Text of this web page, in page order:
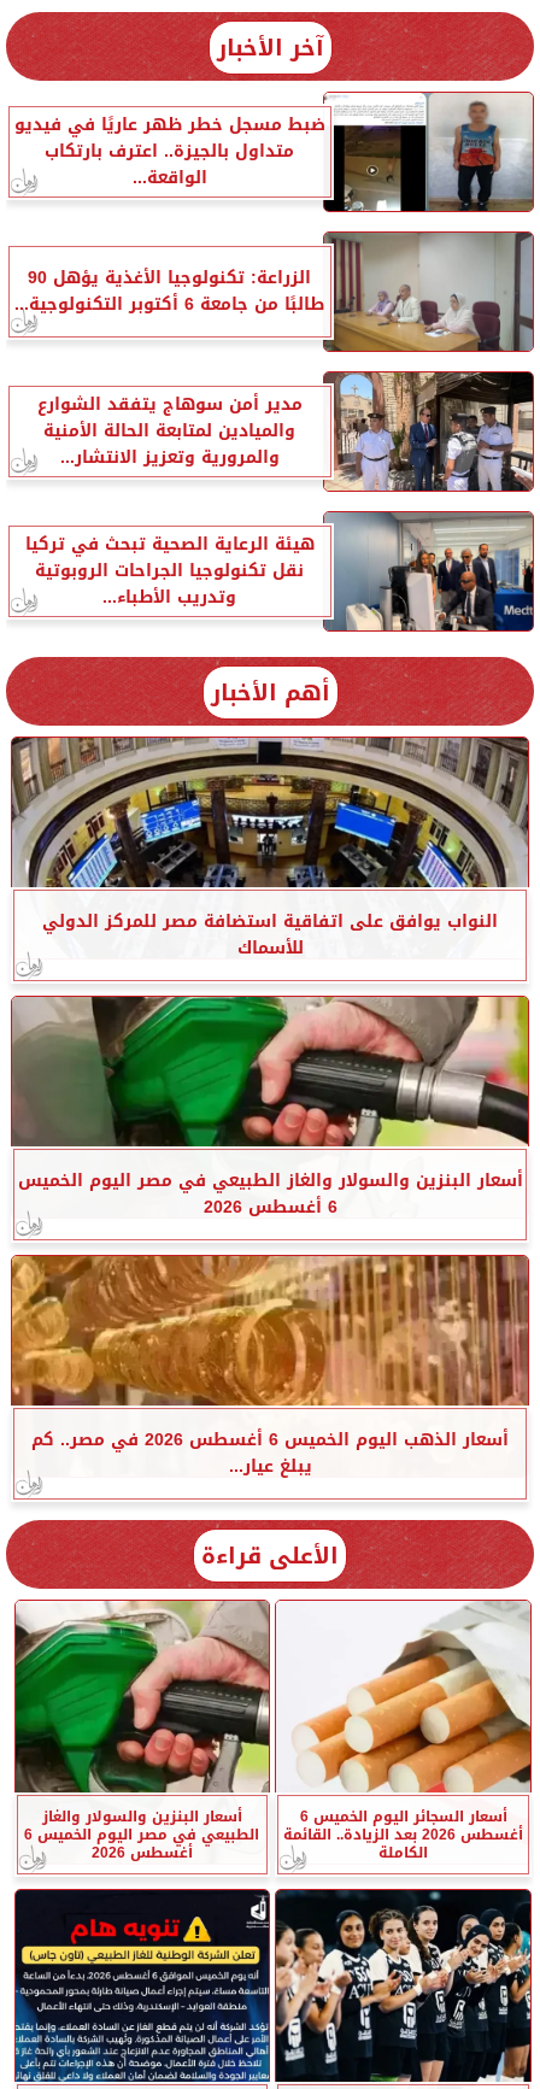
آخر الأخبار
ضبط مسجل خطر ظهر عاريًا في فيديو
متداول بالجيزة.. اعترف بارتكاب
الواقعة...
الزراعة: تكنولوجيا الأغذية يؤهل 90
طالبًا من جامعة 6 أكتوبر التكنولوجية...
مدير أمن سوهاج يتفقد الشوارع
والميادين لمتابعة الحالة الأمنية
والمرورية وتعزيز الانتشار...
هيئة الرعاية الصحية تبحث في تركيا
نقل تكنولوجيا الجراحات الروبوتية
وتدريب الأطباء...
أهم الأخبار
النواب يوافق على اتفاقية استضافة مصر للمركز الدولي
للأسماك
أسعار البنزين والسولار والغاز الطبيعي في مصر اليوم الخميس
6 أغسطس 2026
أسعار الذهب اليوم الخميس 6 أغسطس 2026 في مصر.. كم
يبلغ عيار...
الأعلى قراءة
أسعار السجائر اليوم الخميس 6
أغسطس 2026 بعد الزيادة.. القائمة
الكاملة
أسعار البنزين والسولار والغاز
الطبيعي في مصر اليوم الخميس 6
أغسطس 2026